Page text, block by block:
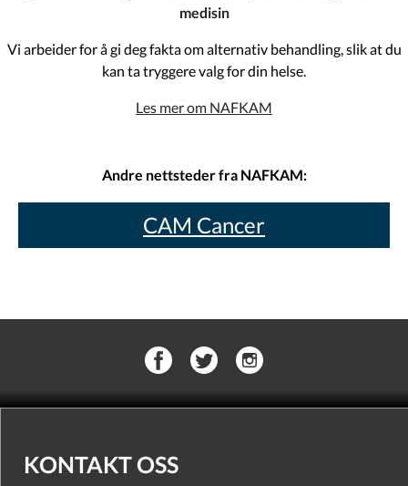
medisin
Vi arbeider for å gi deg fakta om alternativ behandling, slik at du
kan ta tryggere valg for din helse.
Les mer om NAFKAM
Andre nettsteder fra NAFKAM:
CAM Cancer
KONTAKT OSS